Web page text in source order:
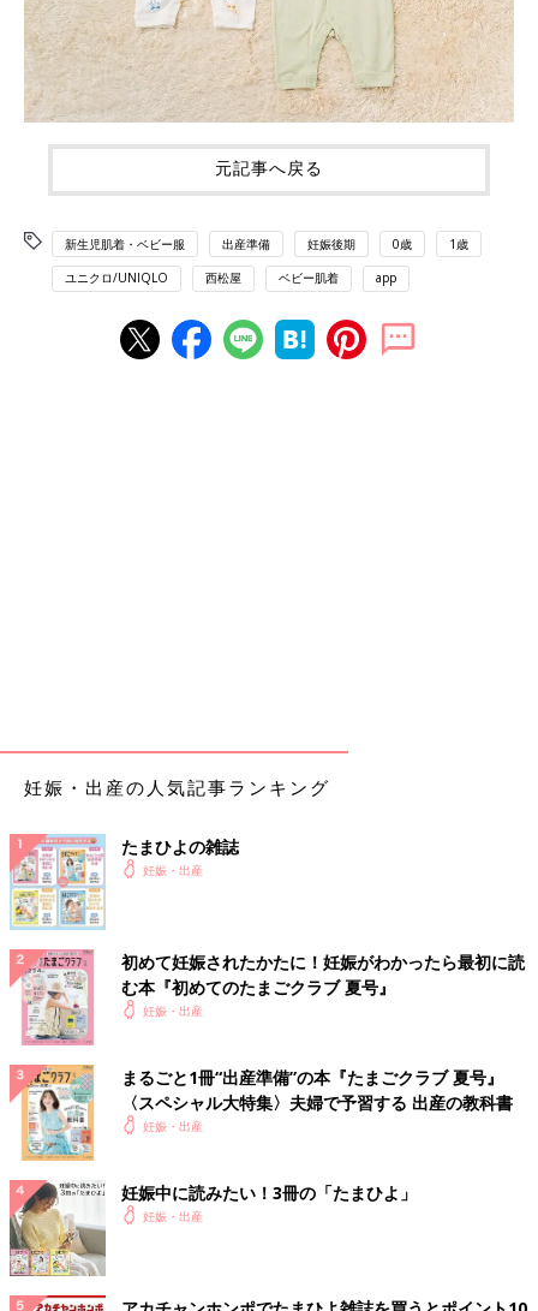
元記事へ戻る
新生児肌着・ベビー服 出産準備 妊娠後期 0歳 1歳
ユニクロ/UNIQLO 西松屋 ベビー肌着 app
妊娠・出産の人気記事ランキング
たまひよの雑誌
妊娠・出産
初めて妊娠されたかたに！妊娠がわかったら最初に読
む本『初めてのたまごクラブ 夏号』
妊娠・出産
まるごと1冊“出産準備”の本『たまごクラブ 夏号』
〈スペシャル大特集〉夫婦で予習する 出産の教科書
妊娠・出産
妊娠中に読みたい！3冊の「たまひよ」
妊娠・出産